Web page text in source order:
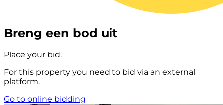
Breng een bod uit
Place your bid.
For this property you need to bid via an external
platform.
Go to online bidding